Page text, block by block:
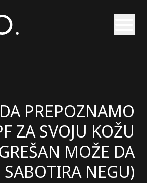
PREPOZNAMO
ZA SVOJU KOŽU
MOŽE DA
SABOTIRA NEGU)